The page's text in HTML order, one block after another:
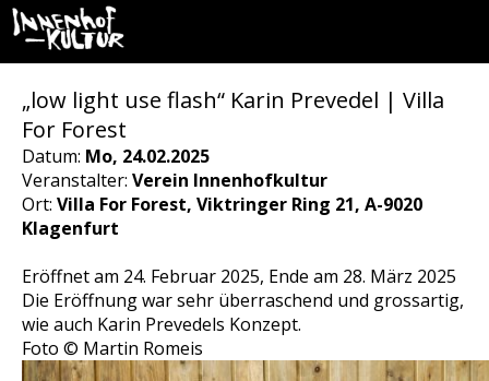
„low light use flash“ Karin Prevedel | Villa
For Forest
Datum: Mo, 24.02.2025
Veranstalter: Verein Innenhofkultur
Ort: Villa For Forest, Viktringer Ring 21, A-9020
Klagenfurt
Eröffnet am 24. Februar 2025, Ende am 28. März 2025
Die Eröffnung war sehr überraschend und grossartig,
wie auch Karin Prevedels Konzept.
Foto © Martin Romeis